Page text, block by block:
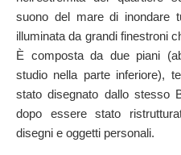
suono del mare di inondare
illuminata da grandi finestroni
È composta da due piani
studio nella parte inferiore),
stato disegnato dallo stesso
dopo essere stato
disegni e oggetti personali.